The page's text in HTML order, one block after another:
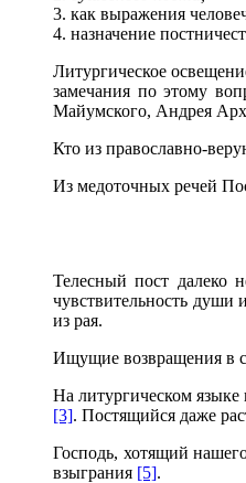
3. как выражения
4. назначение
Литургическое
замечания по этому
Майумского, Андрея
Кто из православно-
Из медоточных речей
Телесный пост далеко
чувствительность души
из рая.
Ищущие возвращения в
На литургическом языке
[3]. Постящийся даже
Господь, хотящий
взыграния [5].